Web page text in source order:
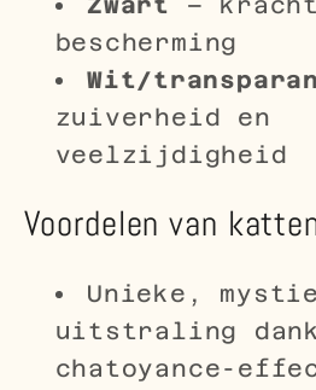
bescherming
Wit/
zuiverheid en
veelzijdigheid
Voordelen van
Unieke,
uitstraling
chatoyance-